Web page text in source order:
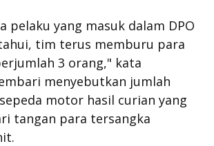
pelaku yang masuk dalam DPO
tim terus memburu para
3 orang," kata
menyebutkan jumlah
motor hasil curian yang
tangan para tersangka